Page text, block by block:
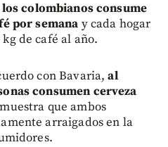
los colombianos consume
por semana y cada hogar
de café al año.
con Bavaria,al
consumen cerveza
que ambos
arraigados en la